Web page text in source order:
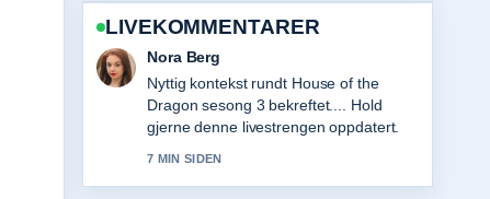
LIVEKOMMENTARER
Emil Johansen
Dekningen av 2026 Winter Olympics
Medals: Final Table &#038;... oppleves
solid og lett a folge.
9 MIN SIDEN